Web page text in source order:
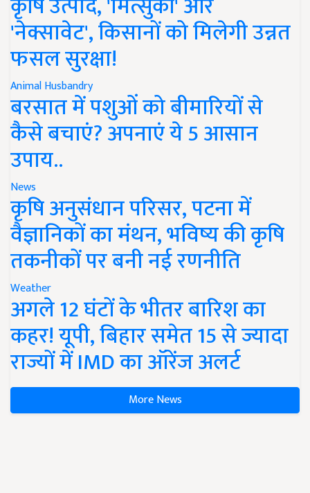
'नेक्सावेट', किसानों को मिलेगी उन्नत
फसल सुरक्षा!
Animal Husbandry
बरसात में पशुओं को बीमारियों से
कैसे बचाएं? अपनाएं ये 5 आसान
उपाय..
News
कृषि अनुसंधान परिसर, पटना में
वैज्ञानिकों का मंथन, भविष्य की कृषि
तकनीकों पर बनी नई रणनीति
Weather
अगले 12 घंटों के भीतर बारिश का
कहर! यूपी, बिहार समेत 15 से ज्यादा
राज्यों में IMD का ऑरेंज अलर्ट
More News